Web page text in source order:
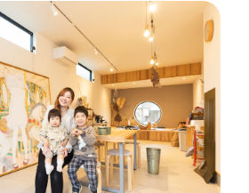
応援グッズ
Goods